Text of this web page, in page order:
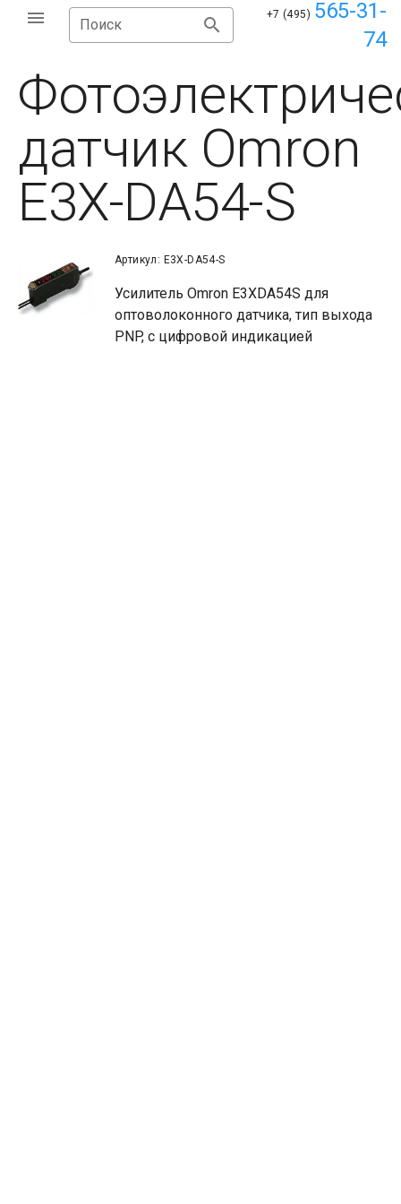
Поиск
+7 (495) 565-31-
74
датчик Omron
E3X-DA54-S
Артикул: E3X-DA54-S
Усилитель Omron E3XDA54S для
оптоволоконного датчика, тип выхода
PNP, с цифровой индикацией